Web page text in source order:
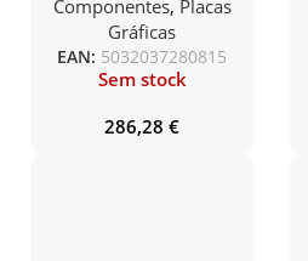
Componentes, Placas
Gráficas
EAN: 5032037280815
Sem stock
286,28 €